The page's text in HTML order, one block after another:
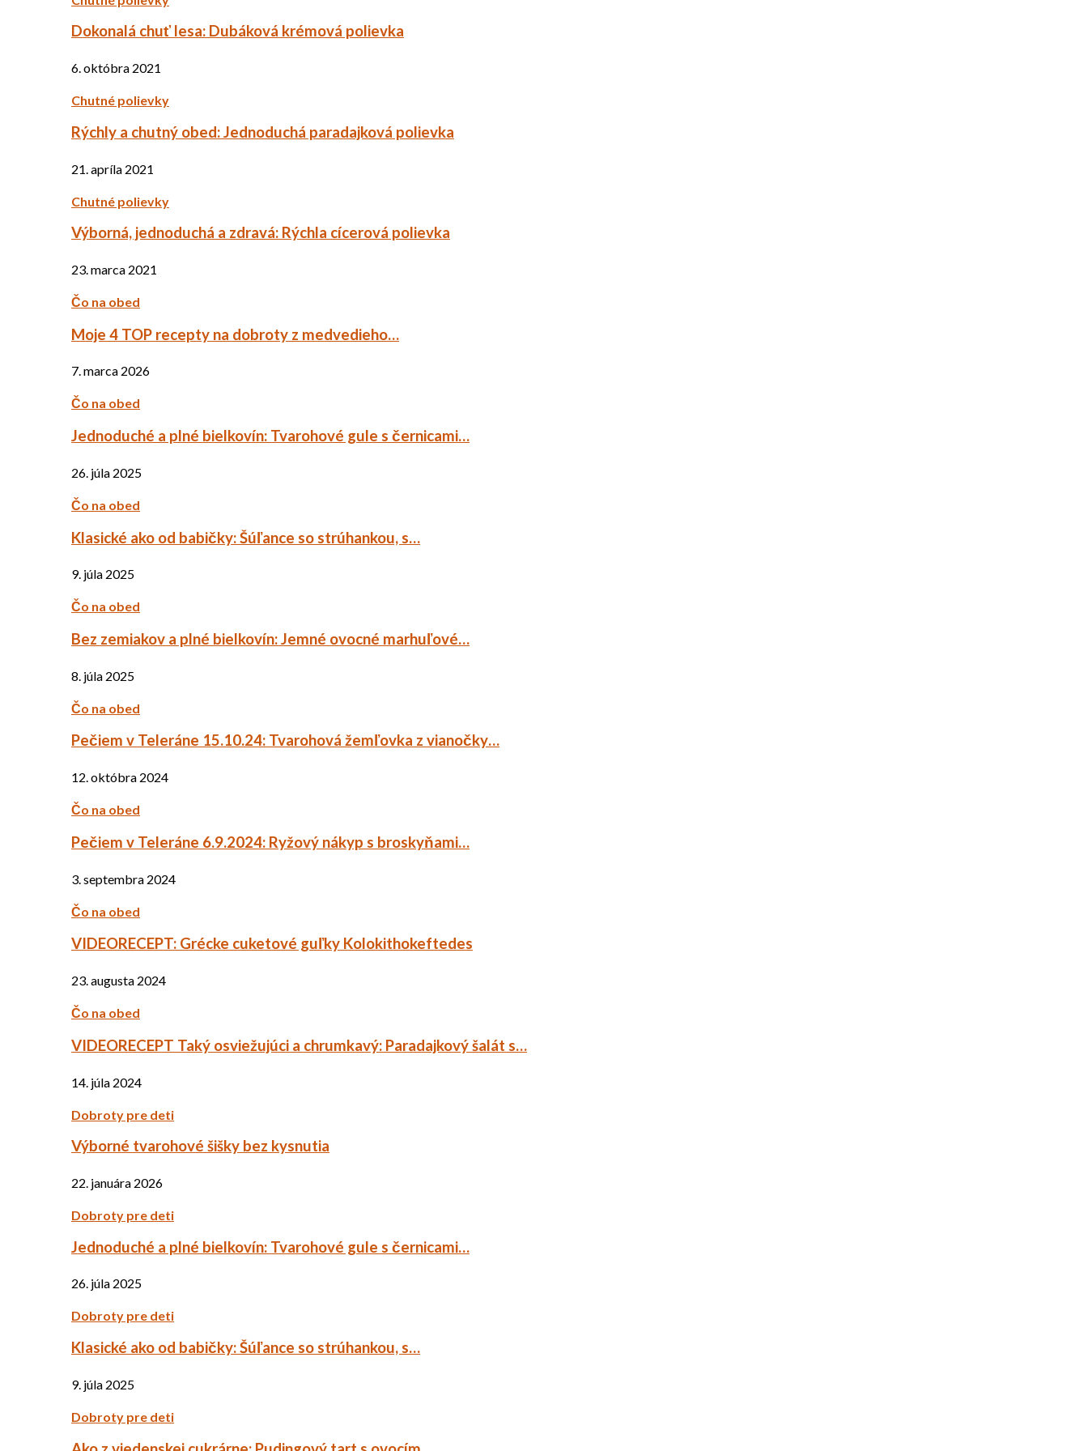
Dokonalá chuť lesa: Dubáková krémová polievka
6. októbra 2021
Chutné polievky
Rýchly a chutný obed: Jednoduchá paradajková polievka
21. apríla 2021
Chutné polievky
Výborná, jednoduchá a zdravá: Rýchla cícerová polievka
23. marca 2021
Čo na obed
Moje 4 TOP recepty na dobroty z medvedieho…
7. marca 2026
Čo na obed
Jednoduché a plné bielkovín: Tvarohové gule s černicami…
26. júla 2025
Čo na obed
Klasické ako od babičky: Šúľance so strúhankou, s…
9. júla 2025
Čo na obed
Bez zemiakov a plné bielkovín: Jemné ovocné marhuľové…
8. júla 2025
Čo na obed
Pečiem v Teleráne 15.10.24: Tvarohová žemľovka z vianočky…
12. októbra 2024
Čo na obed
Pečiem v Teleráne 6.9.2024: Ryžový nákyp s broskyňami…
3. septembra 2024
Čo na obed
VIDEORECEPT: Grécke cuketové guľky Kolokithokeftedes
23. augusta 2024
Čo na obed
VIDEORECEPT Taký osviežujúci a chrumkavý: Paradajkový šalát s…
14. júla 2024
Dobroty pre deti
Výborné tvarohové šišky bez kysnutia
22. januára 2026
Dobroty pre deti
Jednoduché a plné bielkovín: Tvarohové gule s černicami…
26. júla 2025
Dobroty pre deti
Klasické ako od babičky: Šúľance so strúhankou, s…
9. júla 2025
Dobroty pre deti